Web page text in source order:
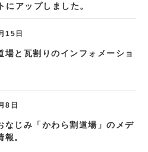
にアップしました。
15日
場と瓦割りのインフォメーショ
8日
なじみ「かわら割道場」のメデ
報。